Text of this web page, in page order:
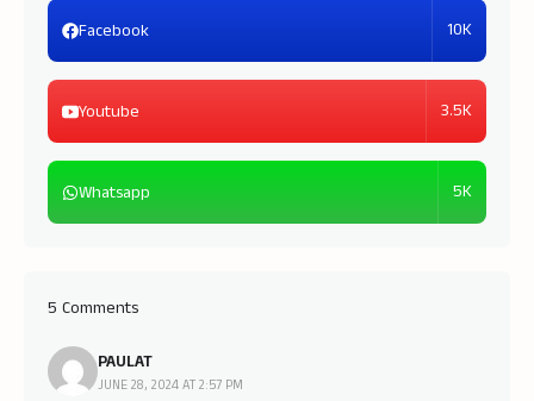
Facebook 10K
Youtube 3.5K
Whatsapp 5K
5 Comments
PAULAT
JUNE 28, 2024 AT 2:57 PM